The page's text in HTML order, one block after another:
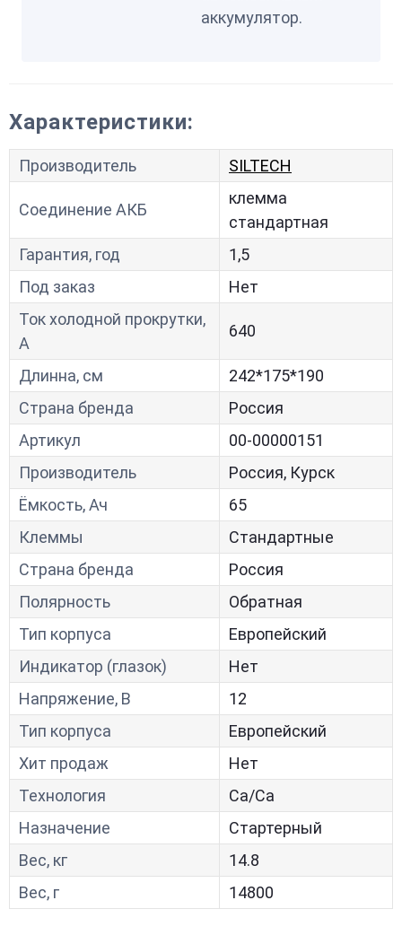
аккумулятор.
Характеристики:
Производитель SILTECH
Соединение АКБ
клемма
стандартная
Гарантия, год
1,5
Под заказ
Нет
Ток холодной прокрутки,
A
640
Длинна, см
242*175*190
Страна бренда
Россия
Артикул
00-00000151
Производитель
Россия, Курск
Ёмкость, Ач
65
Клеммы
Стандартные
Страна бренда
Россия
Полярность
Обратная
Тип корпуса
Европейский
Индикатор (глазок)
Нет
Напряжение, В
12
Тип корпуса
Европейский
Хит продаж
Нет
Технология
Са/Са
Назначение
Стартерный
Вес, кг
14.8
Вес, г
14800